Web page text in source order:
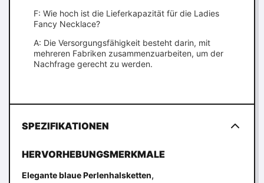
F: Wie hoch ist die Lieferkapazität für die Ladies
Fancy Necklace?
A: Die Versorgungsfähigkeit besteht darin, mit
mehreren Fabriken zusammenzuarbeiten, um der
Nachfrage gerecht zu werden.
SPEZIFIKATIONEN
HERVORHEBUNGSMERKMALE
Elegante blaue Perlenhalsketten,